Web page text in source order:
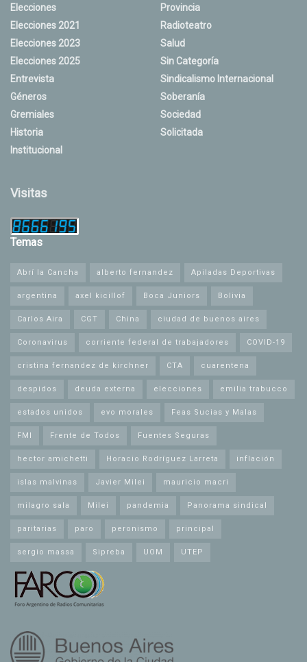
Elecciones
Elecciones 2021
Elecciones 2023
Elecciones 2025
Entrevista
Géneros
Gremiales
Historia
Institucional
Provincia
Radioteatro
Salud
Sin Categoría
Sindicalismo Internacional
Soberanía
Sociedad
Solicitada
Visitas
Temas
Abrí la Cancha alberto fernandez Apiladas Deportivas
argentina axel kicillof Boca Juniors Bolivia
Carlos Aira CGT China ciudad de buenos aires
Coronavirus corriente federal de trabajadores COVID-19
cristina fernandez de kirchner CTA cuarentena
despidos deuda externa elecciones emilia trabucco
estados unidos evo morales Feas Sucias y Malas
FMI Frente de Todos Fuentes Seguras
hector amichetti Horacio Rodríguez Larreta inflación
islas malvinas Javier Milei mauricio macri
milagro sala Milei pandemia Panorama sindical
paritarias paro peronismo principal
sergio massa Sipreba UOM UTEP